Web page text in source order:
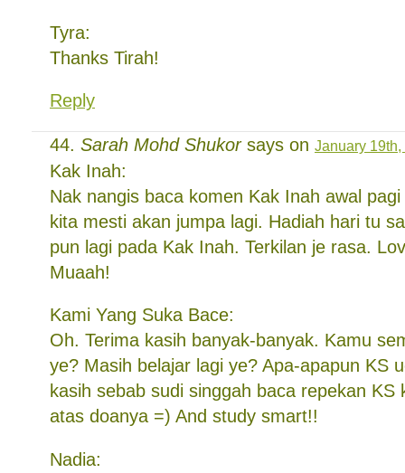
Tyra:
Thanks Tirah!
Reply
Sarah Mohd Shukorsays on January
Kak Inah:
Nak nangis baca komen Kak Inah awal
kita mesti akan jumpa lagi. Hadiah hari tu
pun lagi pada Kak Inah. Terkilan je rasa.
Muaah!
Kami Yang Suka Bace:
Oh. Terima kasih banyak-banyak. Kamu
ye? Masih belajar lagi ye? Apa-apapun KS
kasih sebab sudi singgah baca repekan KS
atas doanya =) And study smart!!
Nadia: